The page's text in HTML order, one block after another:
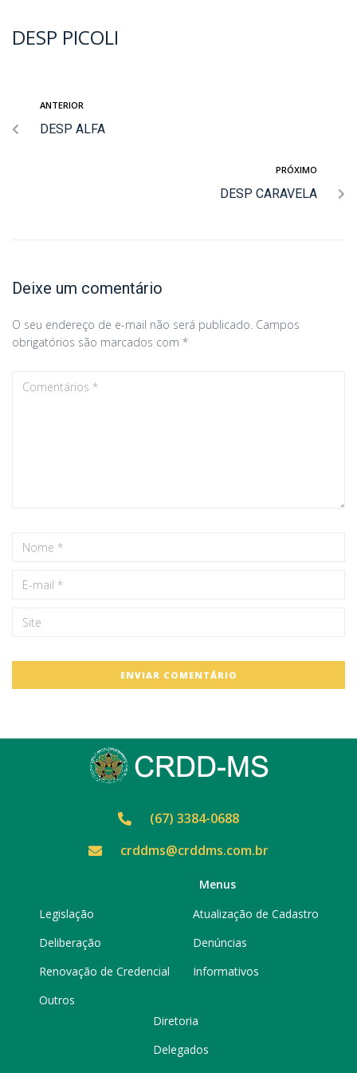
DESP PICOLI
ANTERIOR
DESP ALFA
PRÓXIMO
DESP CARAVELA
Deixe um comentário
O seu endereço de e-mail não será publicado. Campos
obrigatórios são marcados com *
(67) 3384-0688
crddms@crddms.com.br
Menus
Legislação
Deliberação
Renovação de Credencial
Outros
Atualização de Cadastro
Denúncias
Informativos
Diretoria
Delegados